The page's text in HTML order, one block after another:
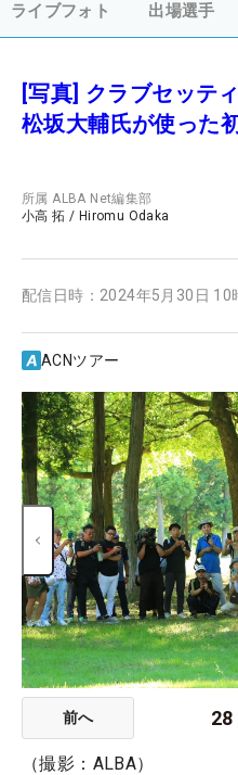
ライブフォト 出場選手
[写真] クラブセッテ
松坂大輔氏が使った
所属ALBA Net編集部
小高 拓 / Hiromu Odaka
配信日時： 2024年5月30日 10
ACNツアー
前へ 28
（撮影：ALBA）